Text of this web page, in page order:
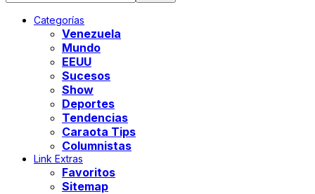
Categorías
Venezuela
Mundo
EEUU
Sucesos
Show
Deportes
Tendencias
Caraota Tips
Columnistas
Link Extras
Favoritos
Sitemap